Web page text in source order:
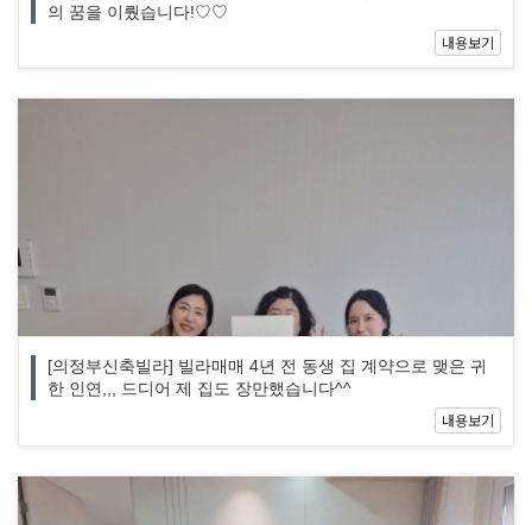
의 꿈을 이뤘습니다!♡♡
내용보기
[의정부신축빌라] 빌라매매 4년 전 동생 집 계약으로 맺은 귀
한 인연,,, 드디어 제 집도 장만했습니다^^
내용보기